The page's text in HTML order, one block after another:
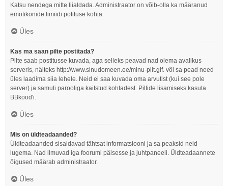
Katsu nendega mitte liialdada. Administraator on võib-olla ka määranud
emotikonide limiidi potituse kohta.
Üles
Kas ma saan pilte postitada?
Pilte saab postitusse kuvada, aga selleks peavad nad olema avalikus
serveris, näiteks http://www.sinudomeen.ee/minu-pilt.gif. või sa pead need
üles laadima siia lehele. Neid ei saa kuvada oma arvutist (kui see pole
server) ja samuti parooliga kaitstud kohtadest. Piltide lisamiseks kasuta
BBkood'i.
Üles
Mis on üldteadaanded?
Üldteadaanded sisaldavad tähtsat informatsiooni ja sa peaksid neid
lugema. Nad ilmuvad iga foorumi päisesse ja juhtpaneeli. Üldteadaannete
õigused määrab administraator.
Üles